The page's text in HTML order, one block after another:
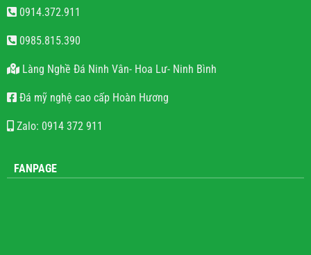
0914.372.911
0985.815.390
Làng Nghề Đá Ninh Vân- Hoa Lư- Ninh Bình
Đá mỹ nghệ cao cấp Hoàn Hương
Zalo: 0914 372 911
FANPAGE